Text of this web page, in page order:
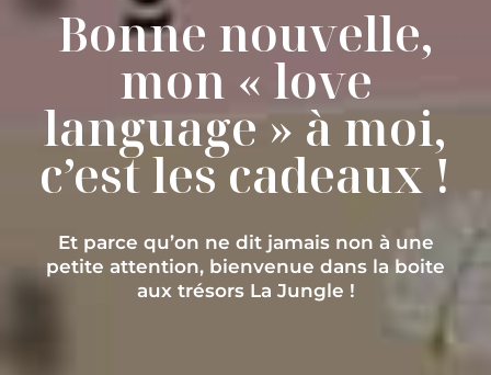
Bonne nouvelle,
mon « love
language » à moi,
c’est les cadeaux !
Et parce qu’on ne dit jamais non à une
petite attention, bienvenue dans la boite
aux trésors La Jungle !